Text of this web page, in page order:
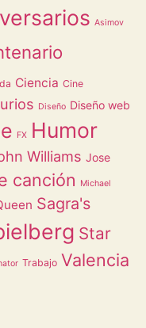
Asimov
Ciencia Cine
Diseño Diseño web
FX Humor
Williams Jose
canción Michael
Sagra's
Star
Trabajo Valencia